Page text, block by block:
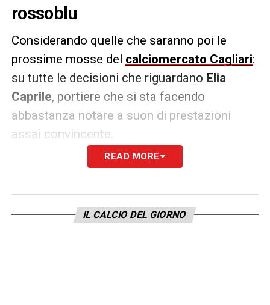
rossoblu
Considerando quelle che saranno poi le
prossime mosse del calciomercato Cagliari:
su tutte le decisioni che riguardano Elia
Caprile, portiere che si sta facendo
abbastanza notare a suon di prestazioni
assai convincente.
Secondo quanto riportato da
considerando la possibile partenze del
READ MORE
IL CALCIO DEL GIORNO